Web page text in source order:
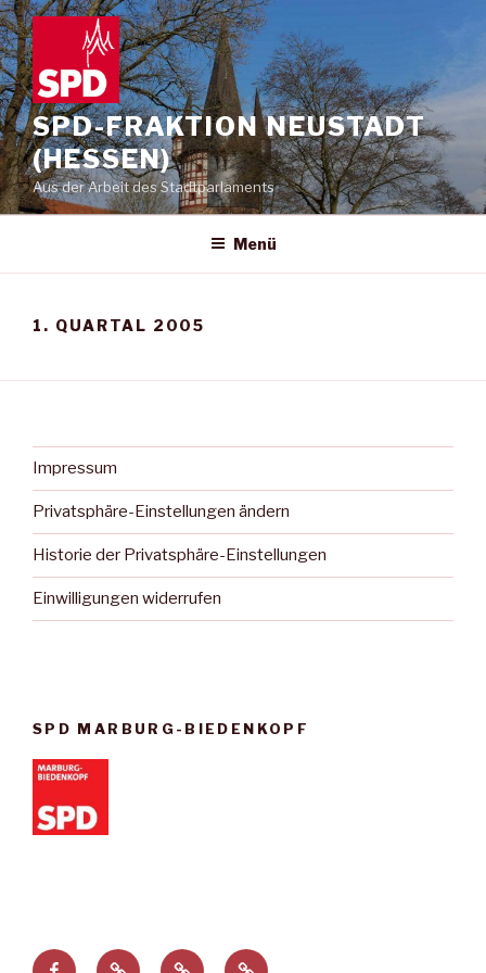
Zum
Inhalt
springen
SPD-FRAKTION NEUSTADT
(HESSEN)
Aus der Arbeit des Stadtparlaments
Menü
1. QUARTAL 2005
Impressum
Privatsphäre-Einstellungen ändern
Historie der Privatsphäre-Einstellungen
Einwilligungen widerrufen
SPD MARBURG-BIEDENKOPF
FacebookPrivatsphäre-
HistorieEinwilligungen